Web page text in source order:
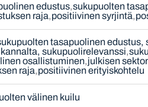
edustus sukupuolten
raja positiivinen syrjintä
tasapuolinen edustus,
sukupuolirelevanssi
osallistuminen julkisen
raja positiivinen erityiskohtelu
välinen kuilu